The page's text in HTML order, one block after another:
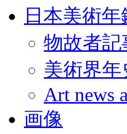
日本美術年
物故者記
美術界年
Art news
画像